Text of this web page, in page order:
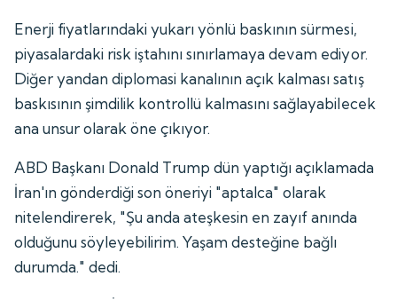
Enerji fiyatlarındaki yukarı yönlü baskının sürmesi,
piyasalardaki risk iştahını sınırlamaya devam ediyor.
Diğer yandan diplomasi kanalının açık kalması satış
baskısının şimdilik kontrollü kalmasını sağlayabilecek
ana unsur olarak öne çıkıyor.
ABD Başkanı Donald Trump dün yaptığı açıklamada
İran'ın gönderdiği son öneriyi "aptalca" olarak
nitelendirerek, "Şu anda ateşkesin en zayıf anında
olduğunu söyleyebilirim. Yaşam desteğine bağlı
durumda." dedi.